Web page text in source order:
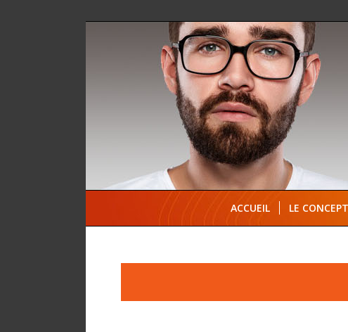
ACCUEIL LE CONCEPT